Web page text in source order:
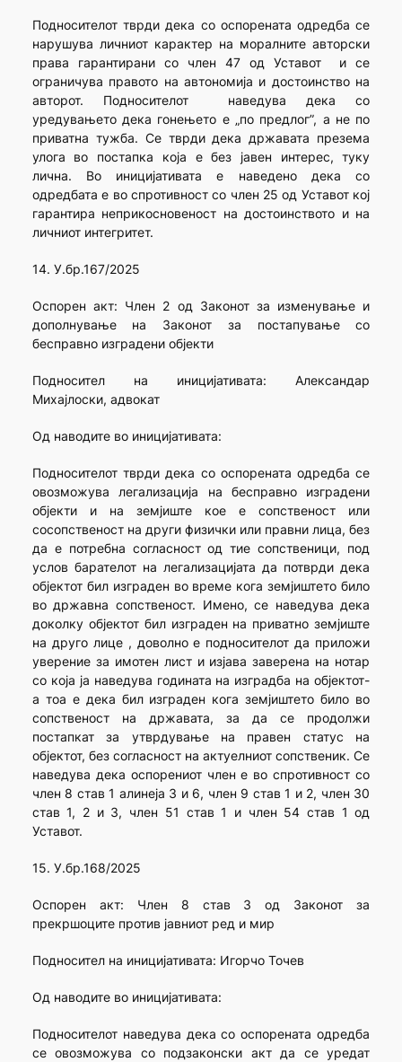
Подносителот тврди дека со оспорената одредба се
нарушува личниот карактер на моралните авторски
права гарантирани со член 47 од Уставот и се
ограничува правото на автономија и достоинство на
авторот. Подносителот наведува дека со
уредувањето дека гонењето е „по предлог”, а не по
приватна тужба. Се тврди дека државата презема
улога во постапка која е без јавен интерес, туку
лична. Во иницијативата е наведено дека со
одредбата е во спротивност со член 25 од Уставот кој
гарантира неприкосновеност на достоинството и на
личниот интегритет.
14. У.бр.167/2025
Оспорен акт: Член 2 од Законот за изменување и
дополнување на Законот за постапување со
бесправно изградени објекти
Подносител на иницијативата: Александар
Михајлоски, адвокат
Од наводите во иницијативата:
Подносителот тврди дека со оспорената одредба се
овозможува легализација на бесправно изградени
објекти и на земјиште кое е сопственост или
сосопственост на други физички или правни лица, без
да е потребна согласност од тие сопственици, под
услов барателот на легализацијата да потврди дека
објектот бил изграден во време кога земјиштето било
во државна сопственост. Имено, се наведува дека
доколку објектот бил изграден на приватно земјиште
на друго лице , доволно е подносителот да приложи
уверение за имотен лист и изјава заверена на нотар
со која ја наведува годината на изградба на објектот-
а тоа е дека бил изграден кога земјиштето било во
сопственост на државата, за да се продолжи
постапкат за утврдување на правен статус на
објектот, без согласност на актуелниот сопственик. Се
наведува дека оспорениот член е во спротивност со
член 8 став 1 алинеја 3 и 6, член 9 став 1 и 2, член 30
став 1, 2 и 3, член 51 став 1 и член 54 став 1 од
Уставот.
15. У.бр.168/2025
Оспорен акт: Член 8 став 3 од Законот за
прекршоците против јавниот ред и мир
Подносител на иницијативата: Игорчо Точев
Од наводите во иницијативата:
Подносителот наведува дека со оспорената одредба
се овозможува со подзаконски акт да се уредат